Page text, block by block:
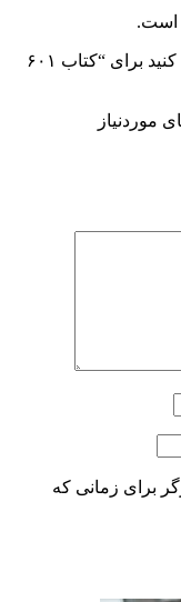
است.
اولین نفری باشید که دیدگاهی را ارسال می کنید برای “کتاب ۶۰۱
موردنیاز
برای زمانی که